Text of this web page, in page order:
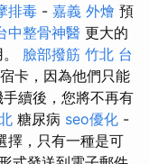
排毒 - 嘉義 外燴 預
中整骨神醫 更大的
臉部撥筋 竹北 台
卡，因為他們只能
續後，您將不再有
糖尿病 seo優化 -
擇，只有一種是可